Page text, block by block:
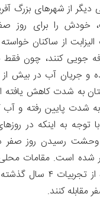
از شهرهای بزرگ
خودش را برای روز
از ساکنان
جویی کنند، چون فقط
به شدت کاهش
شدت پایین رفته و آب
توجه به اینکه در
وحشت رسیدن روز صفر
شده است. مقامات محلی
که با استفاده از
مقابله کنند.